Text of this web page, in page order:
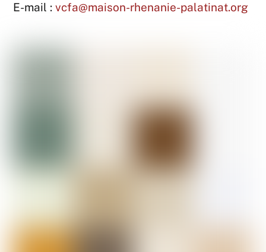
E-mail :vcfa@maison-rhenanie-palatinat.org